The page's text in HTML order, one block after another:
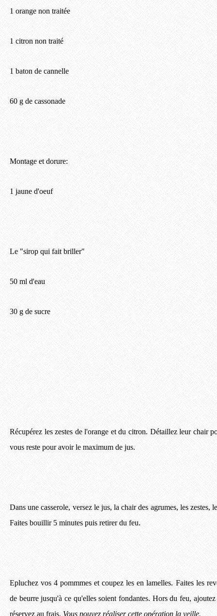
1 orange non traitée
1 citron non traité
1 baton de cannelle
60 g de cassonade
Montage et dorure:
1 jaune d'oeuf
Le "sirop qui fait briller"
50 ml d'eau
30 g de sucre
Récupérez les zestes de l'orange et du citron. Détaillez leur chair
vous reste pour avoir le maximum de jus.
Dans une casserole, versez le jus, la chair des agrumes, les zestes,
Faites bouillir 5 minutes puis retirer du feu.
Epluchez vos 4 pommmes et coupez les en lamelles. Faites les
de beurre jusqu'à ce qu'elles soient fondantes. Hors du feu,
réservez au frais. Vous pouvez réaliser cette opération la veille.